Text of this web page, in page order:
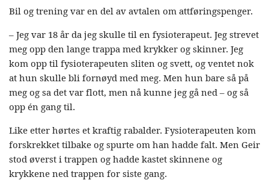
Bil og trening var en del av avtalen om attføringspenger.
– Jeg var 18 år da jeg skulle til en fysioterapeut. Jeg strevet
meg opp den lange trappa med krykker og skinner. Jeg
kom opp til fysioterapeuten sliten og svett, og ventet nok
at hun skulle bli fornøyd med meg. Men hun bare så på
meg og sa det var flott, men nå kunne jeg gå ned – og så
opp én gang til.
Like etter hørtes et kraftig rabalder. Fysioterapeuten kom
forskrekket tilbake og spurte om han hadde falt. Men Geir
stod øverst i trappen og hadde kastet skinnene og
krykkene ned trappen for siste gang.